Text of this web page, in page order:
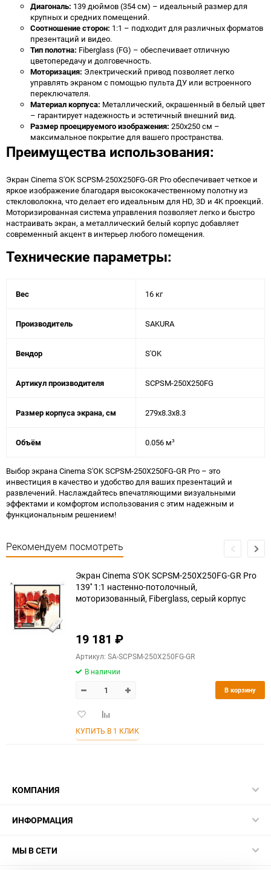
Диагональ: 139 дюймов (354 см) – идеальный размер для
крупных и средних помещений.
Соотношение сторон: 1:1 – подходит для различных форматов
презентаций и видео.
Тип полотна: Fiberglass (FG) – обеспечивает отличную
цветопередачу и долговечность.
Моторизация: Электрический привод позволяет легко
управлять экраном с помощью пульта ДУ или встроенного
переключателя.
Материал корпуса: Металлический, окрашенный в белый цвет
– гарантирует надежность и эстетичный внешний вид.
Размер проецируемого изображения: 250x250 см –
максимальное покрытие для вашего пространства.
Преимущества использования:
Экран Cinema S'OK SCPSM-250X250FG-GR Pro обеспечивает четкое и
яркое изображение благодаря высококачественному полотну из
стекловолокна, что делает его идеальным для HD, 3D и 4K проекций.
Моторизированная система управления позволяет легко и быстро
настраивать экран, а металлический белый корпус добавляет
современный акцент в интерьер любого помещения.
Технические параметры:
Вес 16 кг
Производитель SAKURA
Вендор S'OK
Артикул производителя SCPSM-250X250FG
Размер корпуса экрана, см 279x8.3x8.3
Объём 0.056 м³
Выбор экрана Cinema S'OK SCPSM-250X250FG-GR Pro – это
инвестиция в качество и удобство для ваших презентаций и
развлечений. Наслаждайтесь впечатляющими визуальными
эффектами и комфортом использования с этим надежным и
функциональным решением!
Рекомендуем посмотреть
Экран Cinema S'OK SCPSM-250X250FG-GR Pro
139'' 1:1 настенно-потолочный,
моторизованный, Fiberglass, серый корпус
19 181 ₽
Артикул: SA-SCPSM-250X250FG-GR
В наличии
Добавить
избранное
Добавить
сравнению
В корзину
КУПИТЬ В 1 КЛИК
КОМПАНИЯ
ИНФОРМАЦИЯ
МЫ В СЕТИ